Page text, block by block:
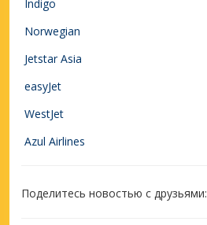
Indigo
Norwegian
Jetstar Asia
easyJet
WestJet
Azul Airlines
Поделитесь новостью с друзьями: